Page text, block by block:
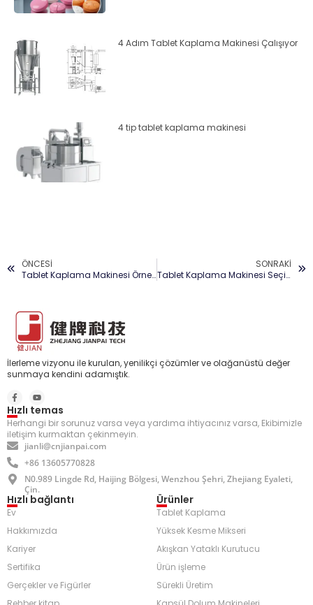
4 Adım Tablet Kaplama Makinesi Çalışıyor
4 tip tablet kaplama makinesi
ÖNCESI
Tablet Kaplama Makinesi Örnek Olay İncelemesi: 3 Kat Verimlilik ve 99,5% Verimi
SONRAKI
Tablet Kaplama Makinesi Seçimi: Ultimate FDA 21 CFR Bölüm 11 Uyumluluk Kılavuzu
İlerleme vizyonu ile kurulan, yenilikçi çözümler ve olağanüstü değer
sunmaya kendini adamıştık.
Hızlı bağlantı
Ev
Hakkımızda
Kariyer
Sertifika
Gerçekler ve Figürler
Ürünler
Tablet Kaplama
Yüksek Kesme Mikseri
Akışkan Yataklı Kurutucu
Ürün işleme
Sürekli Üretim
Hızlı temas
Herhangi bir sorunuz varsa veya yardıma ihtiyacınız varsa, Ekibimizle
iletişim kurmaktan çekinmeyin.
jianli@cnjianpai.com
+86 13605770828
N0.989 Lingde Rd, Haijing Bölgesi, Wenzhou Şehri, Zhejiang Eyaleti,
Çin.